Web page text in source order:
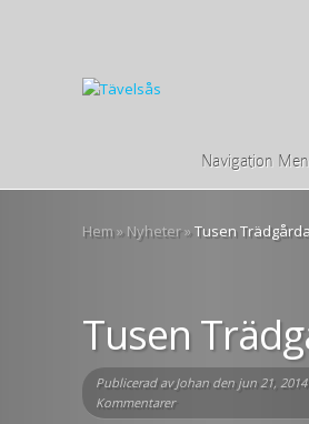
Navigation
Hem » Nyheter» Tusen
Tusen
Publicerad avJohan den jun 21,
Kommentarer